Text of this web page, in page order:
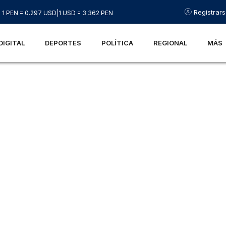
1 PEN = 0.297 USD 1 USD = 3.362 PEN
DEPORTES POLÍTICA REGIONAL MÁS